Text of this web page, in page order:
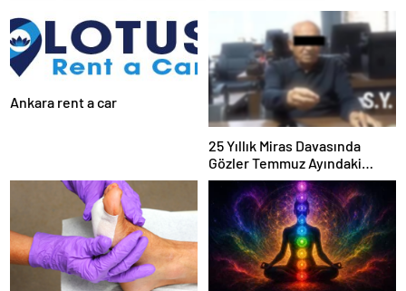
Ankara rent a car
25 Yıllık Miras Davasında
Gözler Temmuz Ayındaki
Karar Duruşmasına Çevrildi